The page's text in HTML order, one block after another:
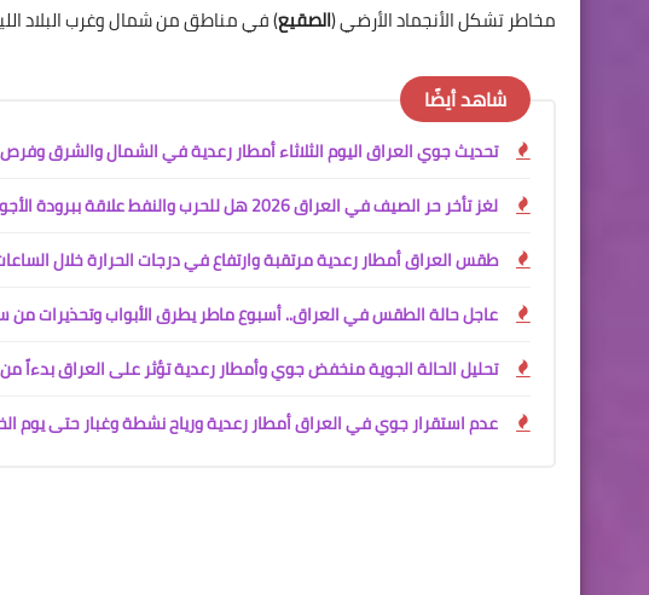
مخاطر تشكل الأنجماد الأرضي (الصقيع) في مناطق من شمال وغرب البلاد
شاهد أيضًا
تحديث جوي العراق اليوم الثلاثاء أمطار رعدية في الشمال والشرق
لغز تأخر حر الصيف في العراق 2026 هل للحرب والنفط علاقة ببرودة الأجواء؟ تحليل علمي شامل
طقس العراق أمطار رعدية مرتقبة وارتفاع في درجات الحرارة خلال
عاجل حالة الطقس في العراق.. أسبوع ماطر يطرق الأبواب وتحذيرات
تحليل الحالة الجوية منخفض جوي وأمطار رعدية تؤثر على العراق بدءاً من
عدم استقرار جوي في العراق أمطار رعدية ورياح نشطة وغبار حتى يوم